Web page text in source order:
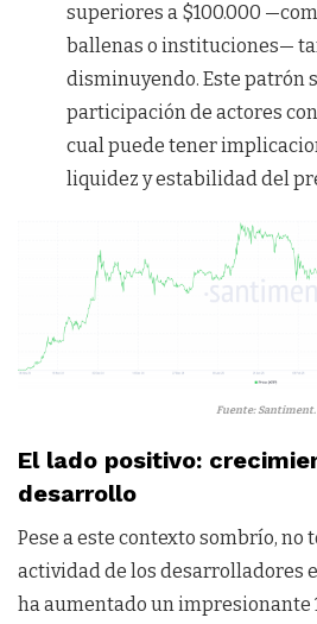
superiores a $100.000
ballenas o instituciones—
disminuyendo. Este patrón
participación de actores
cual puede tener
liquidez y estabilidad del
Fuente: Santiment.
El lado positivo:
desarrollo
Pese a este contexto sombrío, no
actividad de los desarrolladores
ha aumentado un impresionante